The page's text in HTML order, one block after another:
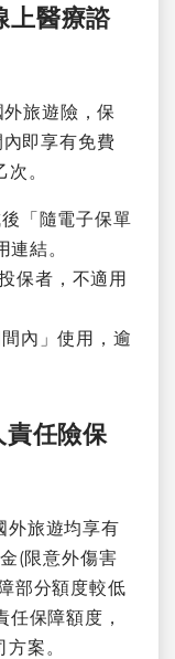
上醫療諮
旅遊險，保
即享有免費
。
「隨電子保單
結。
保者，不適用
內」使用，逾
責任險保
外旅遊均享有
(限意外傷害
部分額度較低
任保障額度，
案。